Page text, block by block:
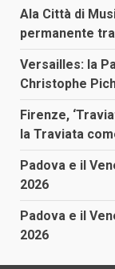
Ala Città di
permanente
Versailles: la
Christophe
Firenze,
la Traviata
Padova e il
2026
Padova e il
2026